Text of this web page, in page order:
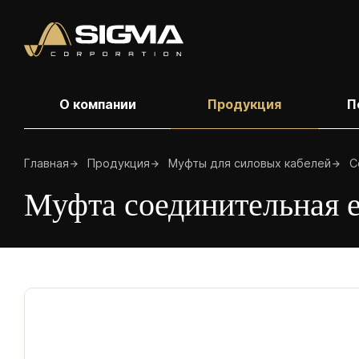
основному
Основная
навигация
О компании Продукция
Строка
навигации
Главная Продукция Муфты для силовых кабелей
Муфта